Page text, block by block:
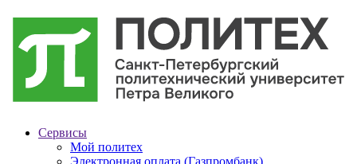
Сервисы
Мой политех
Электронная оплата (Газпромбанк)